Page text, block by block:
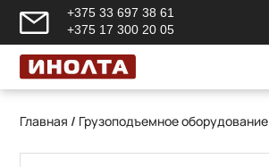
+375 33 697 38 61
+375 17 300 20 05
Главная / Грузоподъемное оборудование